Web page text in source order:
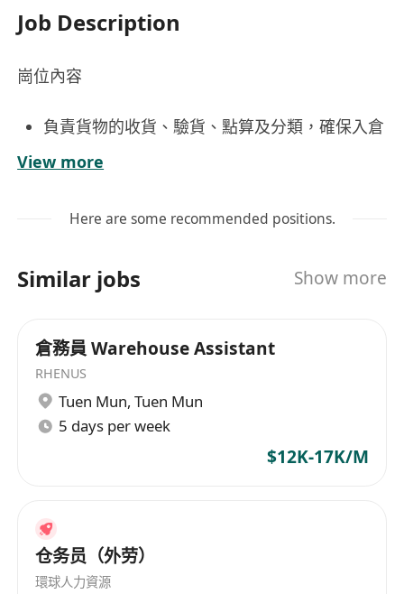
Job Description
崗位內容
負責貨物的收貨、驗貨、點算及分類，確保入倉
記錄；
配合物流時效要求，準確完成訂單處理；
及時匯報異常情況並協助釐清原因；
作資格）；
配合主管安排，支援其他倉務相關臨時任務，包
括跨部門協作及旺季人力調配。
證（如「補充勞工計劃」或「輸入內地人才計
劃」下之有效工作許可），能合法於本港長期履
職；
View more
Here are some recommended positions.
Similar jobs Show more
倉務員 Warehouse Assistant
RHENUS
Tuen Mun, Tuen Mun
5 days per week
$12K-17K/M
仓务员（外劳）
環球人力資源